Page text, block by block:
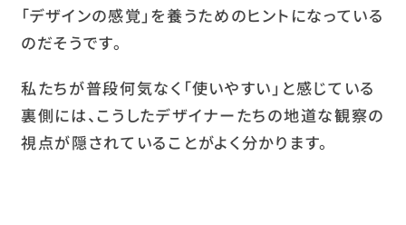
「デザインの感覚」を養うためのヒントになっている
のだそうです。
私たちが普段何気なく「使いやすい」と感じている
裏側には、こうしたデザイナーたちの地道な観察の
視点が隠されていることがよく分かります。